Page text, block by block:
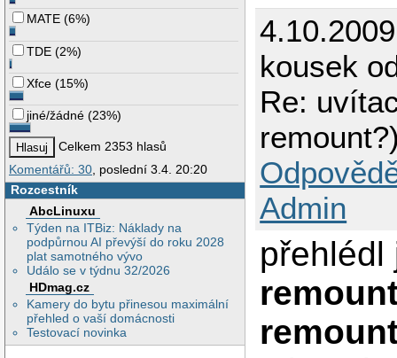
MATE (6%)
TDE (2%)
Xfce (15%)
jiné/žádné (23%)
Celkem 2353 hlasů
Komentářů: 30 , poslední 3.4. 20:20
Rozcestník
AbcLinuxu
Týden na ITBiz: Náklady na
podpůrnou AI převýší do roku 2028
plat samotného vývo
Událo se v týdnu 32/2026
HDmag.cz
Kamery do bytu přinesou maximální
přehled o vaší domácnosti
Testovací novinka
kousek
Re:
Admin